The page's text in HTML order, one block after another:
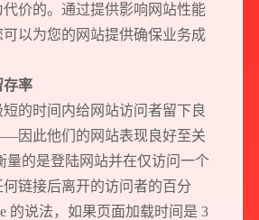
价的。通过提供影响网站性能
以为您的网站提供确保业务成
存率
短的时间内给网站访问者留下良
因此他们的网站表现良好至关
量的是登陆网站并在仅访问一个
链接后离开的访问者的百分
的说法，如果页面加载时间是 3